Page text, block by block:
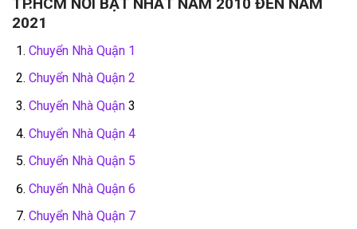
TP.HCM NỔI BẬT NHẤT NĂM 2010 ĐẾN NĂM
2021
Chuyển Nhà Quận 1
Chuyển Nhà Quận 2
Chuyển Nhà Quận3
Chuyển Nhà Quận 4
Chuyển Nhà Quận 5
Chuyển Nhà Quận 6
Chuyển Nhà Quận 7